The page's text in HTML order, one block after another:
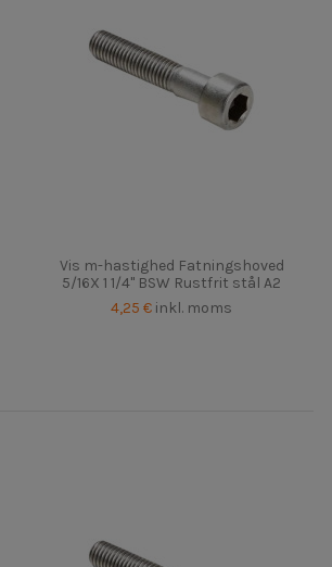
Vis m-hastighed Fatningshoved
5/16X 1 1/4" BSW Rustfrit stål A2
4,25 € inkl. moms